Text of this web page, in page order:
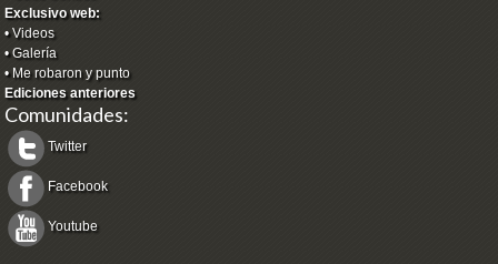
Exclusivo web:
•Videos
•Galería
•Me robaron y punto
Ediciones anteriores
Comunidades:
Twitter
Facebook
Youtube